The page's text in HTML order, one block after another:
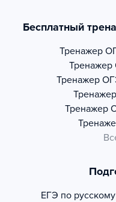
Бесплатный
Тренажер
Тренажер
Тренажер
Тренажер
Тренажер
ЕГЭ по